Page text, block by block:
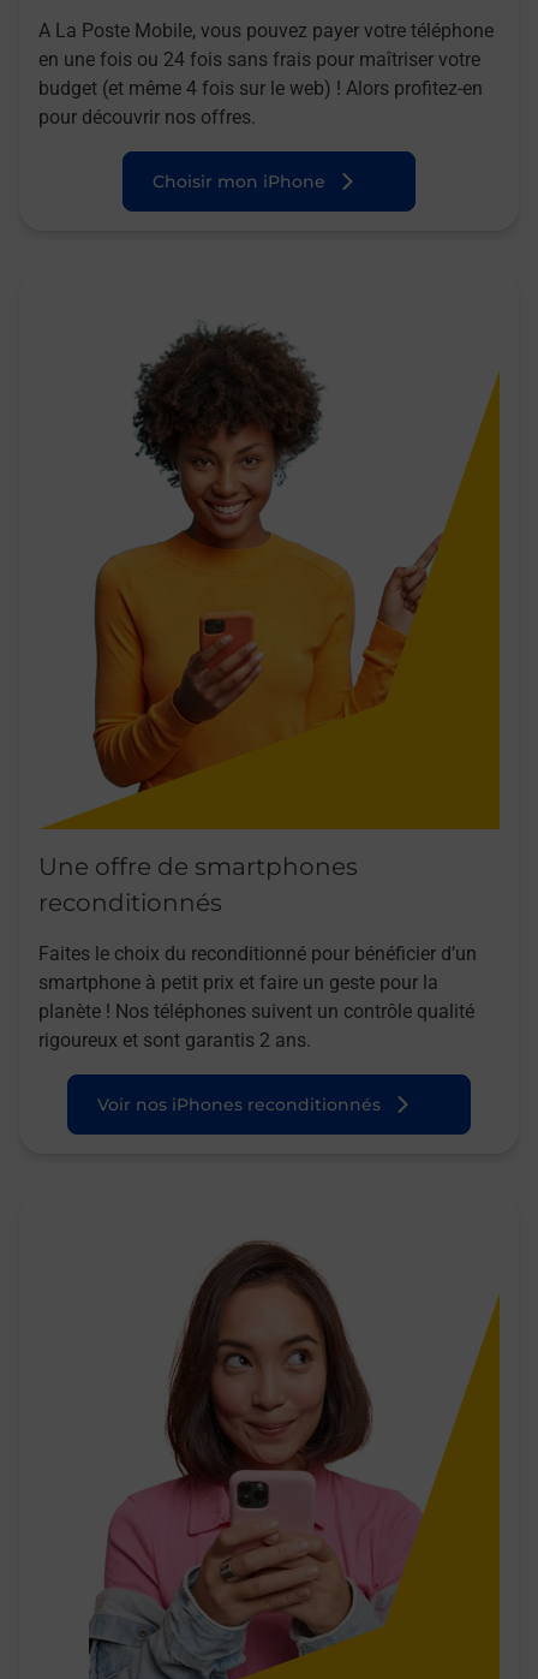
A La Poste Mobile, vous pouvez payer votre téléphone
en une fois ou 24 fois sans frais pour maîtriser votre
budget (et même 4 fois sur le web) ! Alors profitez-en
pour découvrir nos offres.
Choisir mon iPhone
Une offre de smartphones
reconditionnés
Faites le choix du reconditionné pour bénéficier d’un
smartphone à petit prix et faire un geste pour la
planète ! Nos téléphones suivent un contrôle qualité
rigoureux et sont garantis 2 ans.
Voir nos iPhones reconditionnés